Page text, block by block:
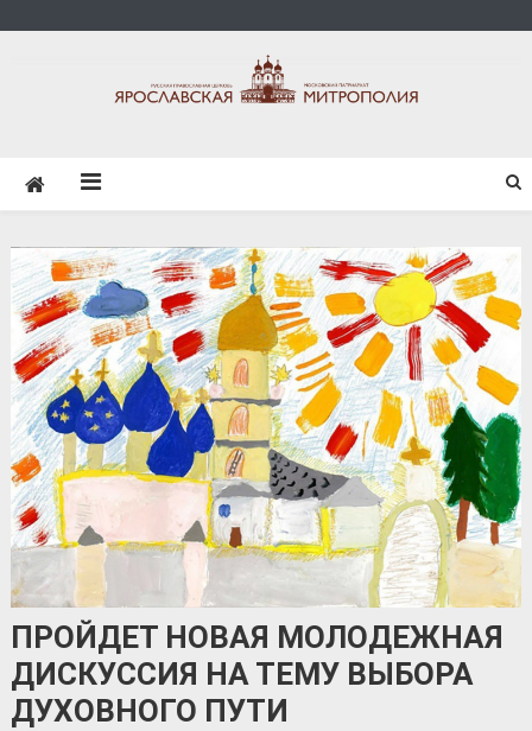
ПРОЙДЕТ НОВАЯ МОЛОДЕЖНАЯ
ДИСКУССИЯ НА ТЕМУ ВЫБОРА
ДУХОВНОГО ПУТИ